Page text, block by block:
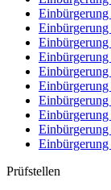
Einbürgerung
Einbürgerung
Einbürgerung
Einbürgerung
Einbürgerung
Einbürgerung
Einbürgerung
Einbürgerung
Einbürgerung
Einbürgerung
Prüfstellen